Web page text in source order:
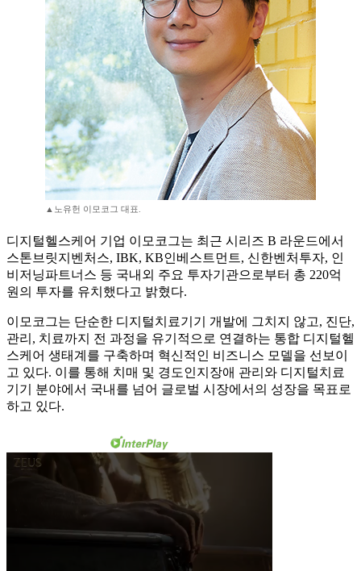
▲노유헌 이모코그 대표.
디지털헬스케어 기업 이모코그는 최근 시리즈 B 라운드에서
스톤브릿지벤처스, IBK, KB인베스트먼트, 신한벤처투자, 인
비저닝파트너스 등 국내외 주요 투자기관으로부터 총 220억
원의 투자를 유치했다고 밝혔다.
이모코그는 단순한 디지털치료기기 개발에 그치지 않고, 진단,
관리, 치료까지 전 과정을 유기적으로 연결하는 통합 디지털헬
스케어 생태계를 구축하며 혁신적인 비즈니스 모델을 선보이
고 있다. 이를 통해 치매 및 경도인지장애 관리와 디지털치료
기기 분야에서 국내를 넘어 글로벌 시장에서의 성장을 목표로
하고 있다.